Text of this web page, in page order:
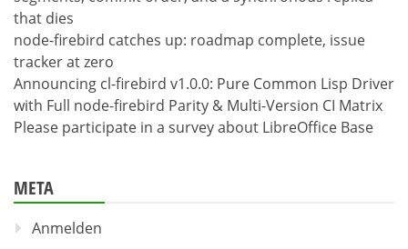
that dies
node-firebird catches up: roadmap complete, issue
tracker at zero
Announcing cl-firebird v1.0.0: Pure Common Lisp Driver
with Full node-firebird Parity & Multi-Version CI Matrix
Please participate in a survey about LibreOffice Base
META
Anmelden